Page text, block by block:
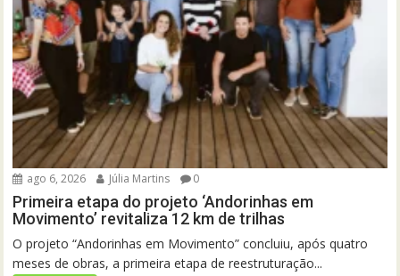
ago 6, 2026 Júlia Martins 0
Primeira etapa do projeto ‘Andorinhas em
Movimento’ revitaliza 12 km de trilhas
O projeto “Andorinhas em Movimento” concluiu, após quatro
meses de obras, a primeira etapa de reestruturação...